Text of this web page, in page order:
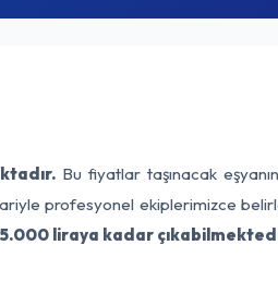
Bu fiyatlar taşınacak
profesyonel ekiplerimizce
liraya kadar